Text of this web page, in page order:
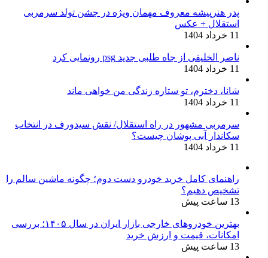
پدر هنرپیشه معروف مهمان ویژه در جشن تولد سرمربی
استقلال + عکس
11 خرداد 1404
ناصر الخلیفی از جاه طلبی جدید psg رونمایی کرد
11 خرداد 1404
شانا، دخترم، تو ستاره زندگی من خواهی ماند
11 خرداد 1404
سرمربی مشهور در راه استقلال/ نقش سیدورف در انتخاب
سکاندار آبی پوشان چیست؟
11 خرداد 1404
راهنمای کامل خرید خودرو دست دوم؛ چگونه ماشین سالم را
تشخیص دهیم؟
13 ساعت پیش
بهترین خودروهای خارجی بازار ایران در سال ۱۴۰۵؛ بررسی
امکانات، قیمت و ارزش خرید
13 ساعت پیش